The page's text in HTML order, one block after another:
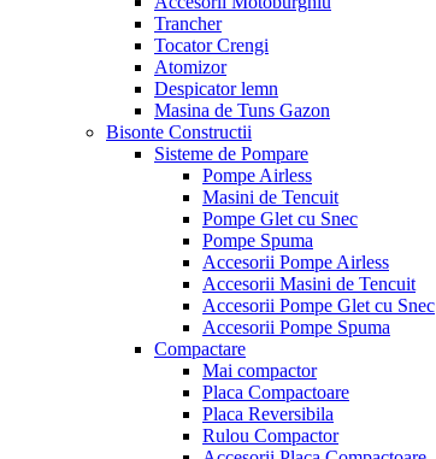
Trancher
Tocator Crengi
Atomizor
Despicator lemn
Masina de Tuns Gazon
Bisonte Constructii
Sisteme de Pompare
Pompe Airless
Masini de Tencuit
Pompe Glet cu Snec
Pompe Spuma
Accesorii Pompe Airless
Accesorii Masini de Tencuit
Accesorii Pompe Glet cu Snec
Accesorii Pompe Spuma
Compactare
Mai compactor
Placa Compactoare
Placa Reversibila
Rulou Compactor